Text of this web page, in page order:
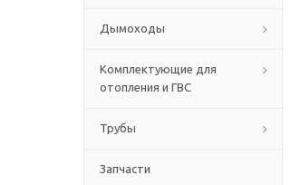
Дымоходы
Комплектующие для
отопления и ГВС
Трубы
Запчасти